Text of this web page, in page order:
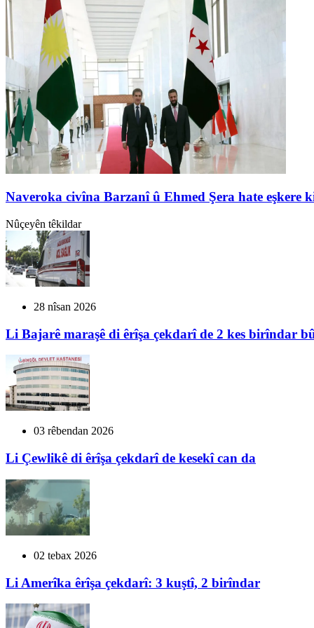
Naveroka civîna Barzanî û Ehmed Şera hate eşkere
Nûçeyên têkildar
28 nîsan 2026
Li Bajarê maraşê di êrîşa çekdarî de 2 kes birîndar
03 rêbendan 2026
Li Çewlikê di êrîşa çekdarî de kesekî can da
02 tebax 2026
Li Amerîka êrîşa çekdarî: 3 kuştî, 2 birîndar